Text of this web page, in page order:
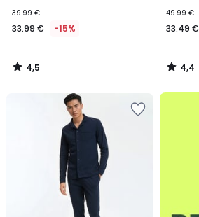
39.99 €
33.99 € -15%
4,5
/
49.99 €
33.49 €
4,4
/
.